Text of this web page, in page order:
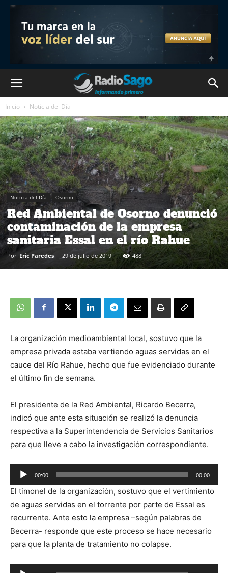
Inicio Noticia del Día
Noticia del Día Osorno
Red Ambiental de Osorno denunció
contaminación de la empresa
sanitaria Essal en el río Rahue
Por Eric Paredes - 29 de julio de 2019 488
La organización medioambiental local, sostuvo que la
empresa privada estaba vertiendo aguas servidas en el
cauce del Río Rahue, hecho que fue evidenciado durante
el último fin de semana.
El presidente de la Red Ambiental, Ricardo Becerra,
indicó que ante esta situación se realizó la denuncia
respectiva a la Superintendencia de Servicios Sanitarios
para que lleve a cabo la investigación correspondiente.
Reproductor
de
audio
00:00 00:00
El timonel de la organización, sostuvo que el vertimiento
de aguas servidas en el torrente por parte de Essal es
recurrente. Ante esto la empresa –según palabras de
Becerra- responde que este proceso se hace necesario
para que la planta de tratamiento no colapse.
Reproductor